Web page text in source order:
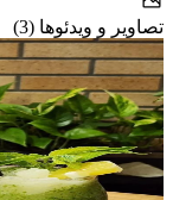
تصاویر و ویدئوها (3)